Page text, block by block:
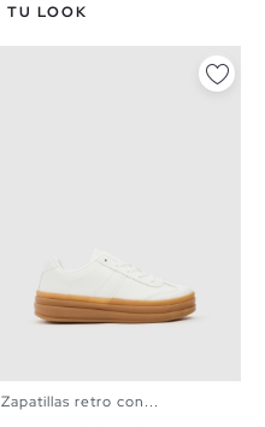
TU LOOK
Zapatillas retro con...